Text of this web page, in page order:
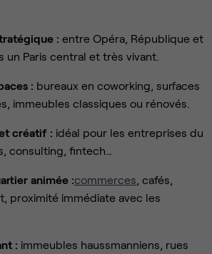
: entre Opéra, République et
un Paris central et très vivant.
: bureaux en coworking, surfaces
immeubles classiques ou rénovés.
créatif : idéal pour les entreprises du
consulting, fintech…
animée :commerces , cafés,
proximité immédiate avec les
: immeubles haussmanniens, rues